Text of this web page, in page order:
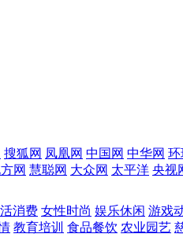
搜狐网 凤凰网 中国网 中华网 环
网 慧聪网 大众网 太平洋 央视
消费 女性时尚 娱乐休闲 游戏
教育培训 食品餐饮 农业园艺